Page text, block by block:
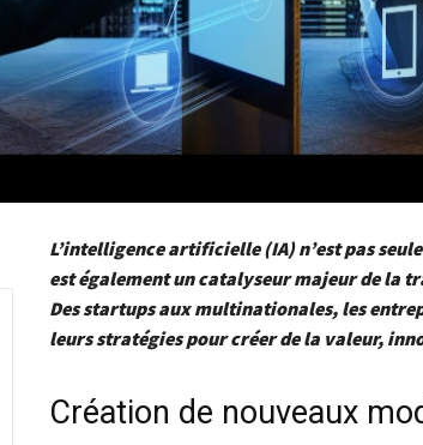
L’intelligence artificielle (IA) n’est pas
est également un catalyseur majeur de la
Des startups aux multinationales, les
leurs stratégies pour créer de la valeur,
Création de nouveaux